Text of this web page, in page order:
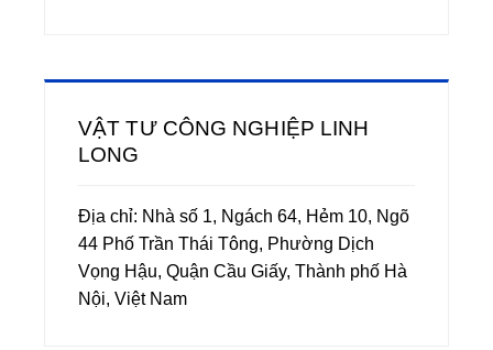
VẬT TƯ CÔNG NGHIỆP LINH
LONG
Địa chỉ: Nhà số 1, Ngách 64, Hẻm 10, Ngõ
44 Phố Trần Thái Tông, Phường Dịch
Vọng Hậu, Quận Cầu Giấy, Thành phố Hà
Nội, Việt Nam